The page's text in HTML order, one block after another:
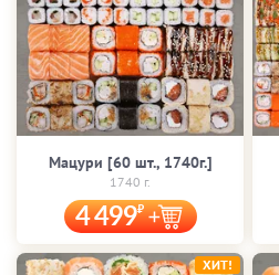
Мацури [60 шт., 1740г.]
1740 г.
4 499
ХИТ!